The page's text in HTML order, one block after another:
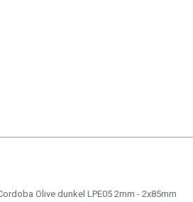
Olive dunkel LPE05 2mm - 2x85mm